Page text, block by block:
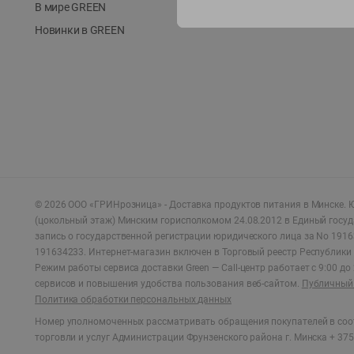
В мире GREEN
Новинки в GREEN
© 2026 ООО «ГРИНрозница» - Доставка продуктов питания в Минске.
(цокольный этаж) Минским горисполкомом 24.08.2012 в Единый
запись о государственной регистрации юридического лица за No
191634233. Интернет-магазин включен в Торговый реестр
Режим работы сервиса доставки Green — Call-центр работает с 9:00
сервисов и повышения удобства пользования веб-сайтом. Публичный
Политика обработки персональных данных
Номер уполномоченных рассматривать обращения покупателей в
торговли и услуг Администрации Фрунзенского района г. Минска +